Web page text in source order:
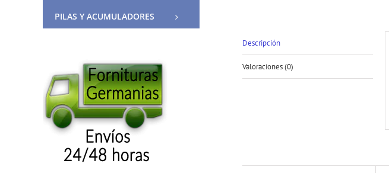
Descripción
Valoraciones (0)
PILAS Y ACUMULADORES